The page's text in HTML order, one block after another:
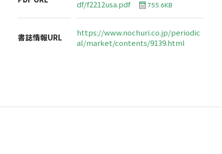
df/f2212usa.pdf
755.6KB
書誌情報URL
https://www.nochuri.co.jp/periodic
al/market/contents/9139.html